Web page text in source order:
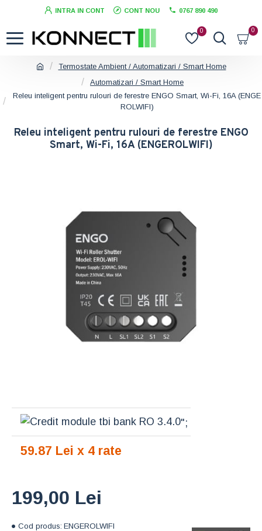
INTRA IN CONT CONT NOU 0767 890 490
0 0
Termostate Ambient / Automatizari / Smart Home
Automatizari / Smart Home
Releu inteligent pentru rulouri de ferestre ENGO Smart, Wi-Fi, 16A (ENGE
ROLWIFI)
Releu inteligent pentru rulouri de ferestre ENGO
Smart, Wi-Fi, 16A (ENGEROLWIFI)
Cod produs: ENGEROLWIFI
199,00 Lei
";
59.87 Lei x 4 rate